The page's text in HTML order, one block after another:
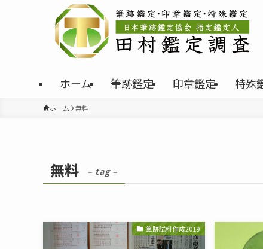
ホーム 筆跡鑑定 印章鑑定 特殊
ホーム 無料
無料 – tag –
筆跡試料作成2019